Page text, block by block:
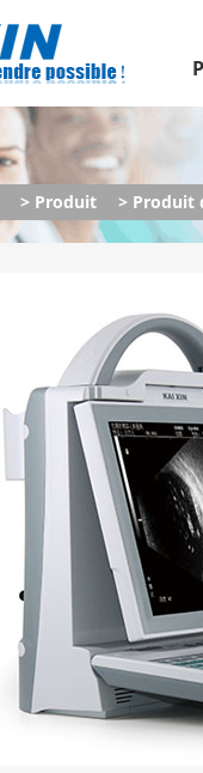
> Produit > Produit